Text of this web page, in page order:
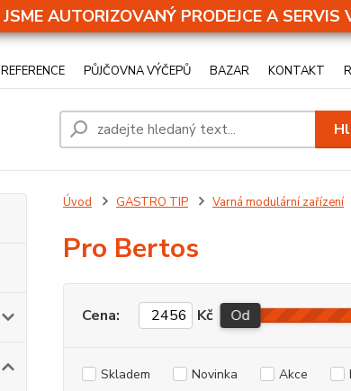
JSME AUTORIZOVANÝ PRODEJCE A
REFERENCE PŮJČOVNA VÝČEPŮ BAZAR KONTAKT
Úvod GASTRO TIP Varná modulární zařízení
Pro Bertos
Cena: Kč Od
Skladem Novinka Akce